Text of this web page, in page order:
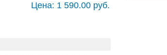
Цена: 1 590.00 руб.